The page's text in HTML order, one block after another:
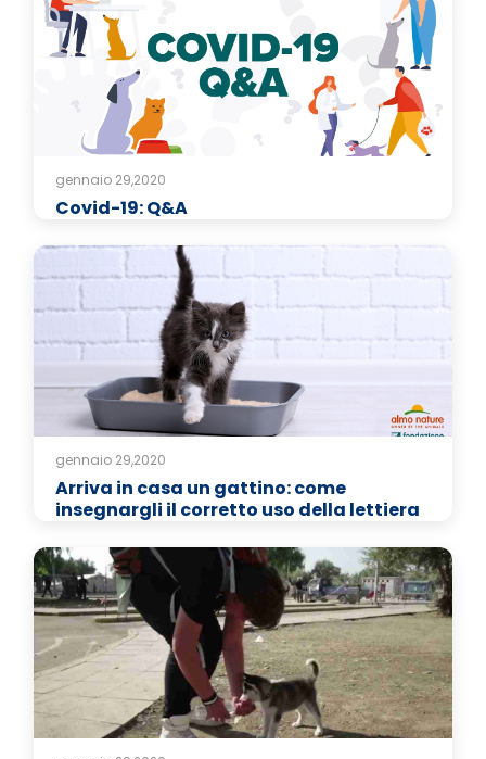
gennaio 29,2020
Covid-19: Q&A
gennaio 29,2020
Arriva in casa un gattino: come
insegnargli il corretto uso della lettiera